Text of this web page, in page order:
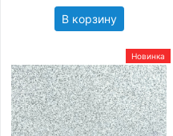
В корзину
Новинка